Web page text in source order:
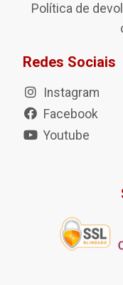
Política de
Redes Sociais
Instagram
Facebook
Youtube